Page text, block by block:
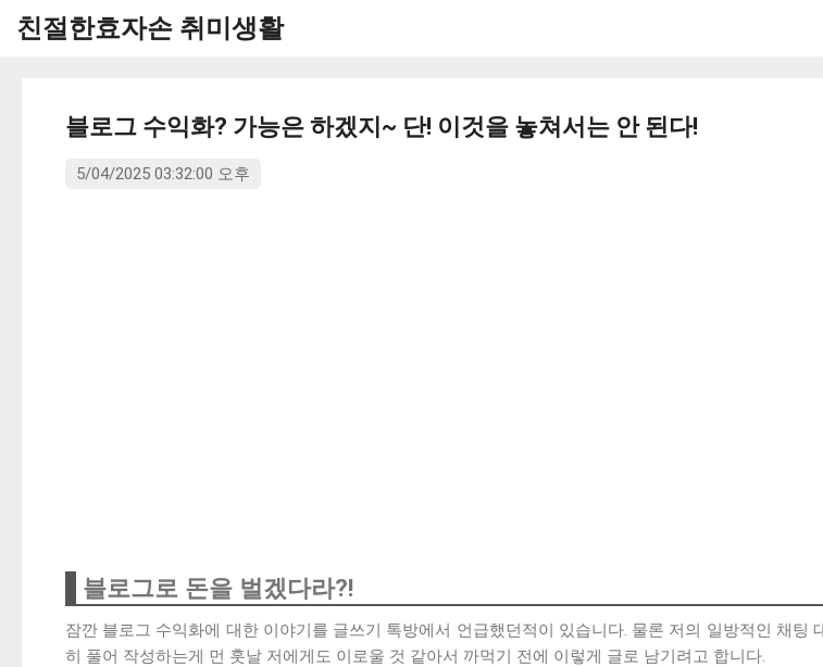
친절한효자손 취미생활
블로그 수익화? 가능은 하겠지~ 단! 이것을 놓쳐서는 안 된다!
5/04/2025 03:32:00 오후
블로그로 돈을 벌겠다라?!
잠깐 블로그 수익화에 대한 이야기를 글쓰기 톡방에서 언급했던적이 있습니다. 물론 저의 일방적인 채
히 풀어 작성하는게 먼 훗날 저에게도 이로울 것 같아서 까먹기 전에 이렇게 글로 남기려고 합니다.